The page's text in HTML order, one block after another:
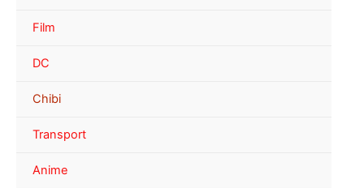
Film
DC
Chibi
Transport
Anime